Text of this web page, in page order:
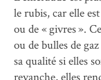
le rubis, car elle
ou de « givres ».
ou de bulles de
sa qualité si elles
revanche, elles